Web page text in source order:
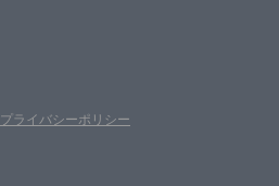
プライバシーポリシー